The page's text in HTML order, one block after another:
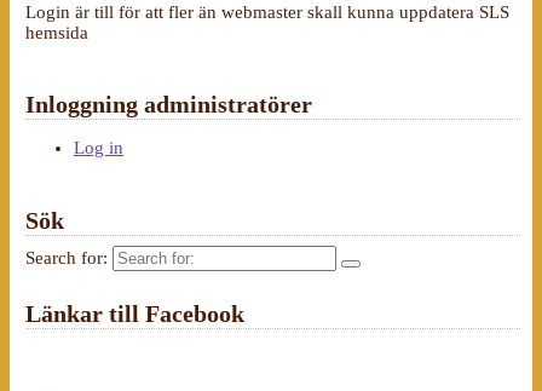
Login är till för att fler än webmaster skall kunna uppdatera SLS
hemsida
Inloggning administratörer
Log in
Sök
Search for:
Länkar till Facebook